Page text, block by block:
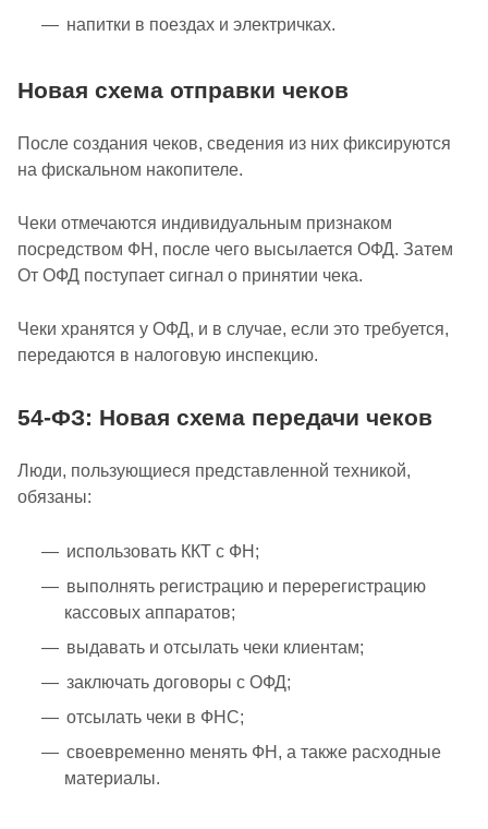
напитки в поездах и электричках.
Новая схема отправки чеков
После создания чеков, сведения из них фиксируются
на фискальном накопителе.
Чеки отмечаются индивидуальным признаком
посредством ФН, после чего высылается ОФД. Затем
От ОФД поступает сигнал о принятии чека.
Чеки хранятся у ОФД, и в случае, если это требуется,
передаются в налоговую инспекцию.
54-ФЗ: Новая схема передачи чеков
Люди, пользующиеся представленной техникой,
обязаны:
использовать ККТ с ФН;
выполнять регистрацию и перерегистрацию
кассовых аппаратов;
выдавать и отсылать чеки клиентам;
заключать договоры с ОФД;
отсылать чеки в ФНС;
своевременно менять ФН, а также расходные
материалы.